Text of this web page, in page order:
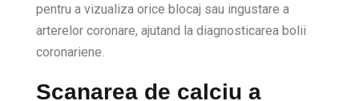
pentru a vizualiza orice blocaj sau ingustare a
arterelor coronare, ajutand la diagnosticarea bolii
coronariene.
Scanarea de calciu a